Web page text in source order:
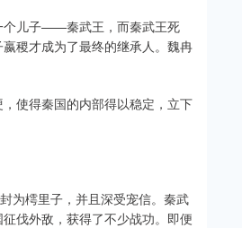
个儿子——秦武王，而秦武王死
稷才成为了最终的继承人。魏冉
使得秦国的内部得以稳定，立下
为樗里子，并且深受宠信。秦武
伐外敌，获得了不少战功。即便